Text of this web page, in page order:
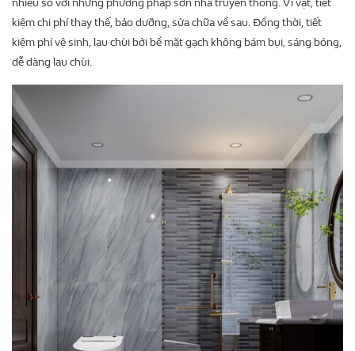
nhiều so với những phương pháp sơn nhà truyền thống. Vì vật, tiết
kiệm chi phí thay thế, bảo dưỡng, sửa chữa về sau. Đồng thời, tiết
kiệm phí vệ sinh, lau chùi bởi bề mặt gạch không bám bụi, sáng bóng,
dễ dàng lau chùi.